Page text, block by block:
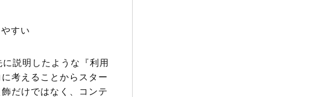
すい
説明したような『利用
考えることからスター
だけではなく、コンテ